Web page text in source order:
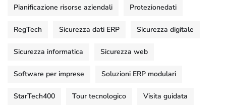
Pianificazione risorse aziendali Protezionedati
RegTech Sicurezza dati ERP Sicurezza digitale
Sicurezza informatica Sicurezza web
Software per imprese Soluzioni ERP modulari
StarTech400 Tour tecnologico Visita guidata